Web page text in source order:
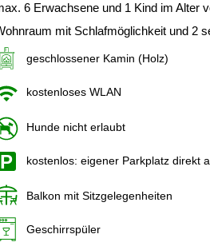
6 Erwachsene und 1 Kind im Alter
mit Schlafmöglichkeit und 2
geschlossener Kamin (Holz)
kostenloses WLAN
Hunde nicht erlaubt
kostenlos: eigener Parkplatz direkt
Balkon mit Sitzgelegenheiten
Geschirrspüler